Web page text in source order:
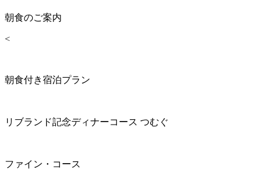
朝食のご案内
<
朝食付き宿泊プラン
リブランド記念ディナーコース つむぐ
ファイン・コース